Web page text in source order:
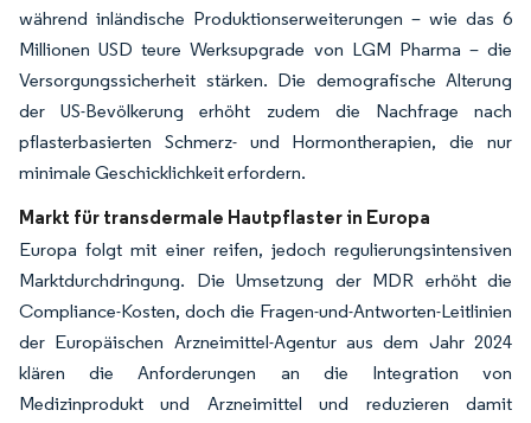
während inländische Produktionserweiterungen – wie das 6
Millionen USD teure Werksupgrade von LGM Pharma – die
Versorgungssicherheit stärken. Die demografische Alterung
der US-Bevölkerung erhöht zudem die Nachfrage nach
pflasterbasierten Schmerz- und Hormontherapien, die nur
minimale Geschicklichkeit erfordern.
Markt für transdermale Hautpflaster in Europa
Europa folgt mit einer reifen, jedoch regulierungsintensiven
Marktdurchdringung. Die Umsetzung der MDR erhöht die
Compliance-Kosten, doch die Fragen-und-Antworten-Leitlinien
der Europäischen Arzneimittel-Agentur aus dem Jahr 2024
klären die Anforderungen an die Integration von
Medizinprodukt und Arzneimittel und reduzieren damit